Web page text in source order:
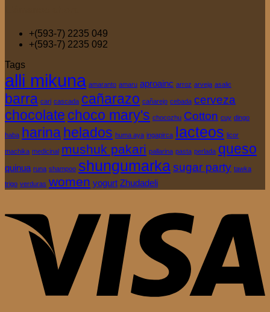
+(593-7) 2235 049
+(593-7) 2235 092
Tags
alli mikuna amaranto amaru aproainc arroz arveja asalic
barra cari cascada cañarazo cañarejo cebada cerveza
chocolate choco mary's chocozhu Cotton cuy dingo
haba harinahelados huma aya ingapirca lacteos licor
machika medicinal mushuk pakari pallarina pasta perlada queso
quinua runa shampoo shungumarkasugar party tawka
trigo verduras women yogurt Zhudadeli